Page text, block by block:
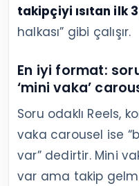
takipçiyi ısıtan ilk
halkası” gibi çalışır.
En iyi format:
‘mini vaka’
Soru odaklı Reels,
vaka carousel ise
var” dedirtir. Mini
var ama takip